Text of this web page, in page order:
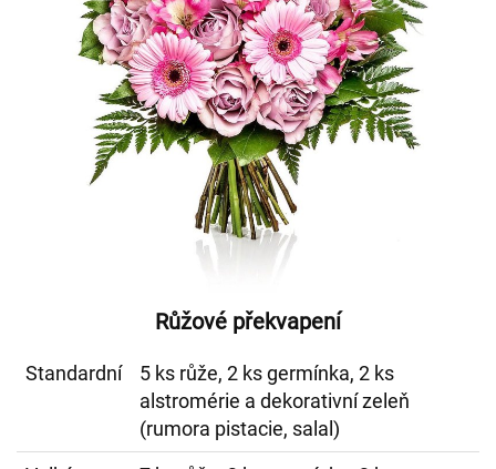
Růžové překvapení
Standardní
5 ks růže, 2 ks germínka, 2 ks
alstromérie a dekorativní zeleň
(rumora pistacie, salal)